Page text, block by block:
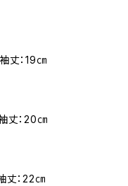
丈：19㎝
丈：20㎝
丈：22㎝